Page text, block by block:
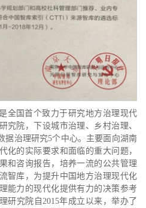
全国首个致力于研究地方治理现代
究院，下设城市治理、乡村治理、
据治理研究5个中心。主要面向湖南
化的实际要求和面临的重大问题，
和咨询报告，培养一流的公共管理
智库，为提升中国地方治理现代化
能力的现代化提供有力的决策参考
研究院自2015年成立以来，举办了